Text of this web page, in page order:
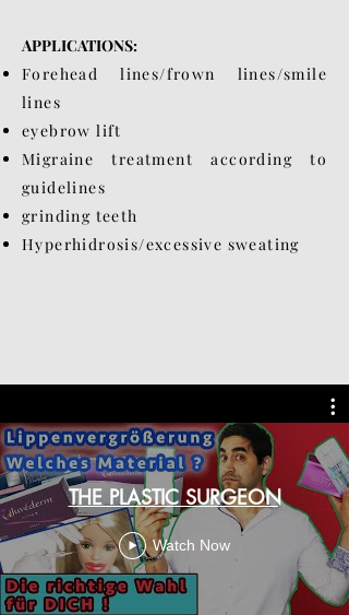
APPLICATIONS:
Forehead lines/frown lines/smile
lines
eyebrow lift
Migraine treatment according to
guidelines
grinding teeth
Hyperhidrosis/excessive sweating
THE PLASTIC SURGEON
Watch Now